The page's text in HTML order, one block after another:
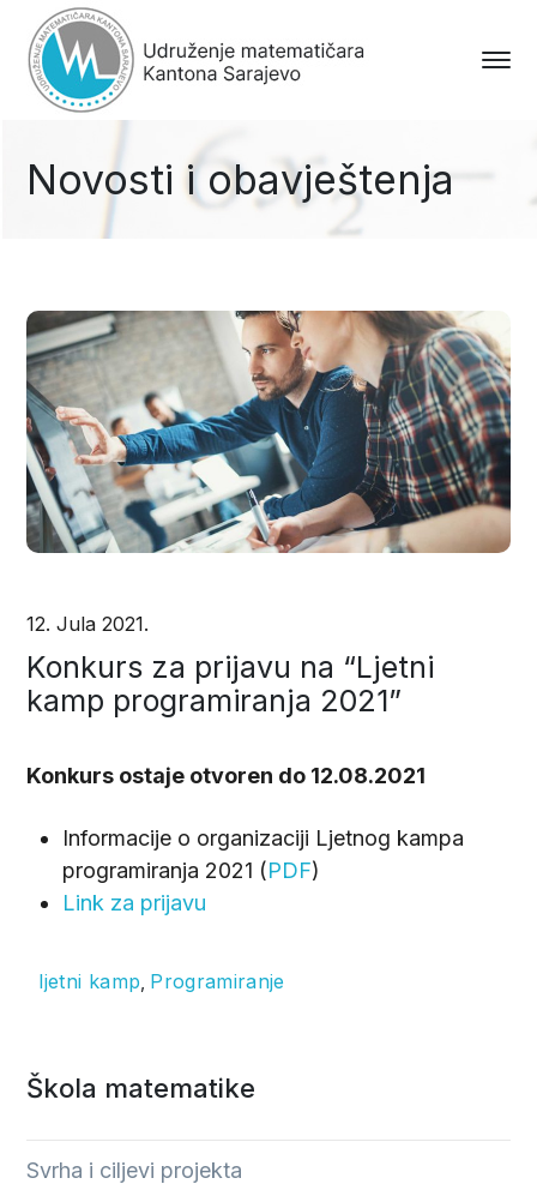
Novosti i obavještenja
12. Jula 2021.
Konkurs za prijavu na “Ljetni
kamp programiranja 2021”
Konkurs ostaje otvoren do 12.08.2021
Informacije o organizaciji Ljetnog kampa
programiranja 2021 (PDF)
Link za prijavu
ljetni kamp Programiranje
Škola matematike
Svrha i ciljevi projekta